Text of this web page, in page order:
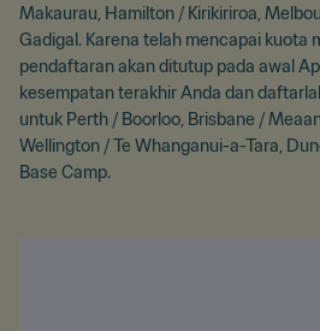
Makaurau, Hamilton / Kirikiriroa,
Gadigal. Karena telah mencapai kuota
pendaftaran akan ditutup pada awal
kesempatan terakhir Anda dan
untuk Perth / Boorloo, Brisbane /
Wellington / Te Whanganui-a-Tara,
Base Camp.